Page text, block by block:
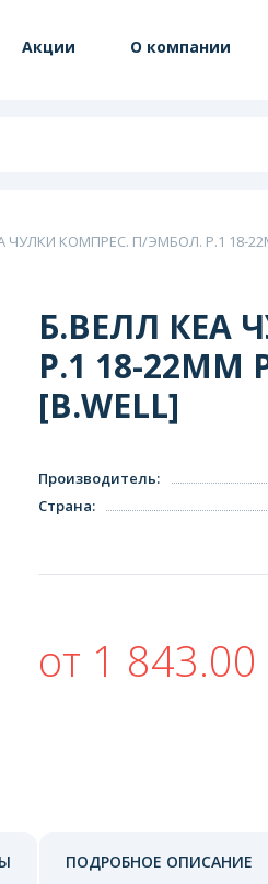
Акции О компании
ЧУЛКИ КОМПРЕС. П/ЭМБОЛ. Р.1 18-
Б.ВЕЛЛ КЕА
Р.1 18-22ММ
[B.WELL]
Производитель:
Страна:
от 1 843.00
ПОДРОБНОЕ ОПИСАНИЕ